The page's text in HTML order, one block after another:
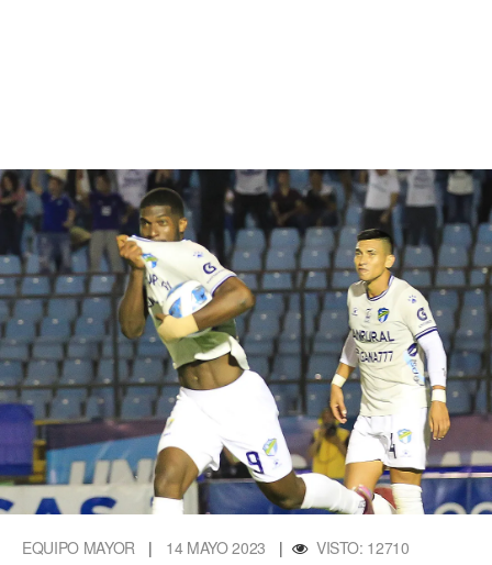
EQUIPO MAYOR | 14 MAYO 2023 | VISTO: 12710